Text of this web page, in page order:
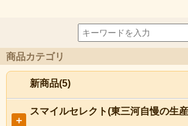
商品カテゴリ
新商品(5)
＋
スマイルセレクト(東三河自慢の生